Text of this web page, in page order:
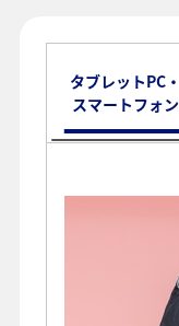
タブレットPC・
スマートフォン